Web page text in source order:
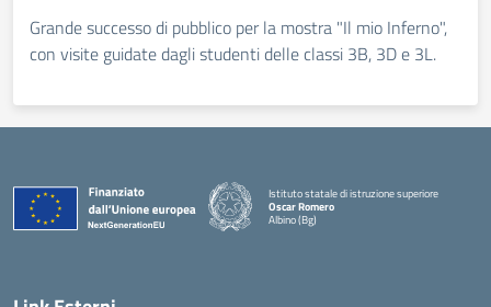
Grande successo di pubblico per la mostra "Il mio Inferno",
con visite guidate dagli studenti delle classi 3B, 3D e 3L.
Istituto statale di istruzione superiore
Oscar Romero
Albino (Bg)